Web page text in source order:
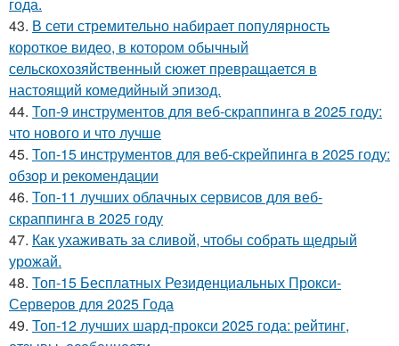
года.
43. В сети стремительно набирает популярность
короткое видео, в котором обычный
сельскохозяйственный сюжет превращается в
настоящий комедийный эпизод.
44. Топ-9 инструментов для веб-скраппинга в 2025 году:
что нового и что лучше
45. Топ-15 инструментов для веб-скрейпинга в 2025 году:
обзор и рекомендации
46. Топ-11 лучших облачных сервисов для веб-
скраппинга в 2025 году
47. Как ухаживать за сливой, чтобы собрать щедрый
урожай.
48. Топ-15 Бесплатных Резиденциальных Прокси-
Серверов для 2025 Года
49. Топ-12 лучших шард-прокси 2025 года: рейтинг,